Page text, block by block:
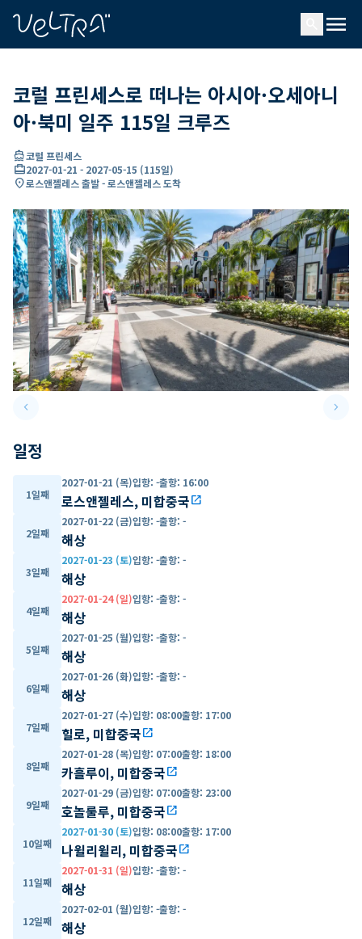
menu
코럴 프린세스로 떠나는 아시아·오세아니
아·북미 일주 115일 크루즈
directions_boat코럴 프린세스
card_travel2027-01-21 - 2027-05-15 (115일)
location_on로스앤젤레스 출발 - 로스앤젤레스 도착
keyboard_arrow_leftPrevious slide keyboard_arrow_right
일정
1일째
2027-01-21 (목)입항: -출항: 16:00
로스앤젤레스, 미합중국open_in_new
2일째
2027-01-22 (금)입항: -출항: -
해상
3일째
2027-01-23 (토)입항: -출항: -
해상
4일째
2027-01-24 (일)입항: -출항: -
해상
5일째
2027-01-25 (월)입항: -출항: -
해상
6일째
2027-01-26 (화)입항: -출항: -
해상
7일째
2027-01-27 (수)입항: 08:00출항: 17:00
힐로, 미합중국open_in_new
8일째
2027-01-28 (목)입항: 07:00출항: 18:00
카흘루이, 미합중국open_in_new
9일째
2027-01-29 (금)입항: 07:00출항: 23:00
호놀룰루, 미합중국open_in_new
10일째
2027-01-30 (토)입항: 08:00출항: 17:00
나윌리윌리, 미합중국open_in_new
11일째
2027-01-31 (일)입항: -출항: -
해상
12일째
2027-02-01 (월)입항: -출항: -
해상